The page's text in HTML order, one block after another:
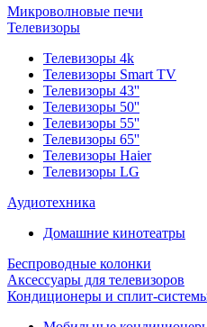
Микроволновые печи
Телевизоры
Телевизоры 4k
Телевизоры Smart TV
Телевизоры 43''
Телевизоры 50''
Телевизоры 55''
Телевизоры 65''
Телевизоры Haier
Телевизоры LG
Аудиотехника
Домашние кинотеатры
Беспроводные колонки
Аксессуары для телевизоров
Кондиционеры и сплит-